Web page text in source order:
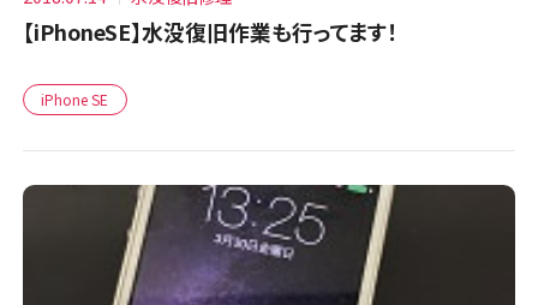
【iPhoneSE】水没復旧作業も行ってます！
iPhone SE